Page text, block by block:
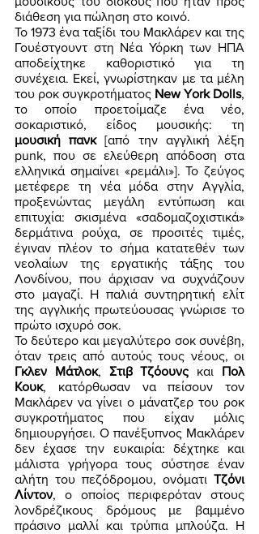
διάθεση για πώληση στο κοινό.
Το 1973 ένα ταξίδι του Μακλάρεν και της
Γουέστγουντ στη Νέα Υόρκη των ΗΠΑ
αποδείχτηκε καθοριστικό για τη
συνέχεια. Εκεί, γνωρίστηκαν με τα μέλη
του ροκ συγκροτήματος New York Dolls,
το οποίο προετοίμαζε ένα νέο,
μουσική πανκ [από την αγγλική λέξη
punk, που σε ελεύθερη απόδοση στα
ελληνικά σημαίνει «ρεμάλι»]. Το ζεύγος
μετέφερε τη νέα μόδα στην Αγγλία,
προξενώντας μεγάλη εντύπωση και
επιτυχία: σκισμένα «σαδομαζοχιστικά»
δερμάτινα ρούχα, σε προσιτές τιμές,
έγιναν πλέον το σήμα κατατεθέν των
νεολαίων της εργατικής τάξης του
Λονδίνου, που άρχισαν να συχνάζουν
στο μαγαζί. Η παλιά συντηρητική ελίτ
της αγγλικής πρωτεύουσας γνώρισε το
πρώτο ισχυρό σοκ.
Το δεύτερο και μεγαλύτερο σοκ συνέβη,
Γκλεν Μάτλοκ, Στιβ Τζόουνς και Πολ
Κουκ, κατόρθωσαν να πείσουν τον
Μακλάρεν να γίνει ο μάνατζερ του ροκ
συγκροτήματος που είχαν μόλις
δημιουργήσει. Ο πανέξυπνος Μακλάρεν
δεν έχασε την ευκαιρία: δέχτηκε και
μάλιστα γρήγορα τους σύστησε έναν
αλήτη του πεζόδρομου, ονόματι Τζόνι
Λίντον, ο οποίος περιφερόταν στους
λονδρέζικους δρόμους με βαμμένο
πράσινο μαλλί και τρύπια μπλούζα. Η